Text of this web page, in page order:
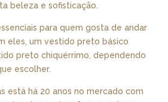
beleza e sofisticação.
para quem gosta de andar
eles, um vestido preto básico
preto chiquérrimo, dependendo
escolher.
está há 20 anos no mercado com